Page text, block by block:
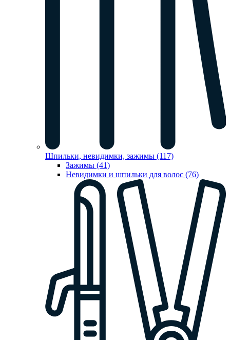
Шпильки, невидимки, зажимы (117)
Зажимы (41)
Невидимки и шпильки для волос (76)